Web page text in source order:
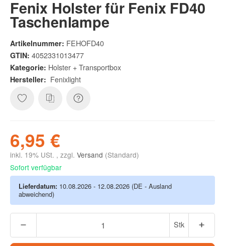
Fenix Holster für Fenix FD40
Taschenlampe
Artikelnummer: FEHOFD40
GTIN: 4052331013477
Kategorie: Holster + Transportbox
Hersteller: Fenixlight
6,95 €
inkl. 19% USt. , zzgl. Versand (Standard)
Sofort verfügbar
Lieferdatum: 10.08.2026 - 12.08.2026 (DE - Ausland
abweichend)
Stk